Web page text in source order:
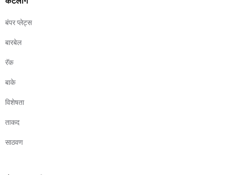
बंपर प्लेट्स
बारबेल
रॅक
बाके
विशेषता
ताकद
साठवण